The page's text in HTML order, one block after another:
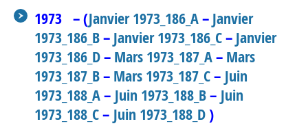
1973 – (Janvier 1973_186_A– Janvier
1973_186_B– Janvier 1973_186_C– Janvier
1973_186_D– Mars 1973_187_A– Mars
1973_187_B– Mars 1973_187_C– Juin
1973_188_A– Juin 1973_188_B– Juin
1973_188_C– Juin 1973_188_D)